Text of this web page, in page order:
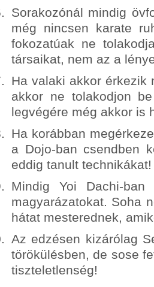
Sorakozónál mindig
még nincsen karate
fokozatúak ne
társaikat, nem az a
Ha valaki akkor érkezik
akkor ne tolakodjon
legvégére még akkor is
Ha korábban
a Dojo-ban csendben
eddig tanult technikákat!
Mindig Yoi Dachi-
magyarázatokat. Soha
hátat mesterednek,
Az edzésen kizárólag
törökülésben, de sose
tiszteletlenség!